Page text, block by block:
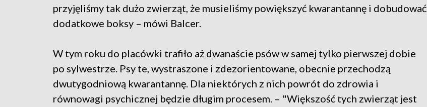
przyjęliśmy tak dużo zwierząt, że musieliśmy powiększyć kwarantannę i dobudować
dodatkowe boksy – mówi Balcer.
W tym roku do placówki trafiło aż dwanaście psów w samej tylko pierwszej dobie
po sylwestrze. Psy te, wystraszone i zdezorientowane, obecnie przechodzą
dwutygodniową kwarantannę. Dla niektórych z nich powrót do zdrowia i
równowagi psychicznej będzie długim procesem. – "Większość tych zwierząt jest